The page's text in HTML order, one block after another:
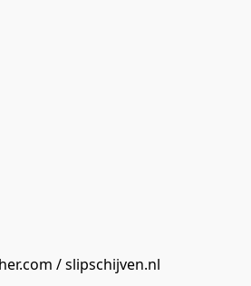
/ slipschijven.nl